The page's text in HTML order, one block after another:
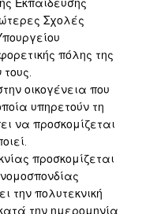
Εκπαίδευσης
Σχολές
πόλης της
οικογένεια που
υπηρετούν τη
να προσκομίζεται
προσκομίζεται
την πολυτεκνική
την ημερομηνία